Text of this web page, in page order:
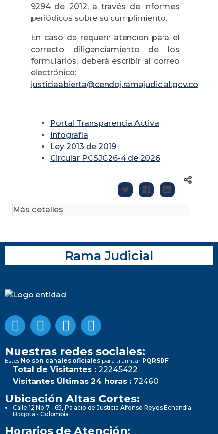
9294 de 2012, a través de informes
periódicos sobre su cumplimiento.
En caso de requerir atención para el
correcto diligenciamiento de los
formularios, deberá escribir al correo
electrónico:
justiciaabierta@cendoj.ramajudicial.gov.co
Portal Transparencia Activa
Infografía
Ley 2013 de 2019
Circular PCSJC26-4 de 2026
Más detalles
Rama Judicial
Nuestras redes sociales:
Estos No son canales oficiales para tramitar PQRSDF
Total de Visitantes : 22245422
Visitantes Últimas 24 horas : 72460
Ubicación Altas Cortes:
Calle 12 No 7 - 65, Palacio de Justicia Alfonso Reyes Echandía
Bogotá - Colombia
Horarios de Atención: